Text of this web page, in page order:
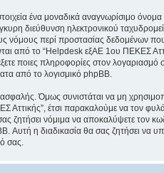
ένα μοναδικά αναγνωρίσιμο
διεύθυνση ηλεκτρονικού
νόμους περί προστασίας δεδομένων
από το “Helpdesk εξΑΕ 1ου ΠΕΚΕΣ
ποιες πληροφορίες στον
από το λογισμικό phpBB.
Όμως συνιστάται να μη
έτσι παρακαλούμε να τον
ζητήσει νόμιμα να αποκαλύψετε τον
Αυτή η διαδικασία θα σας ζητήσει να
σας.